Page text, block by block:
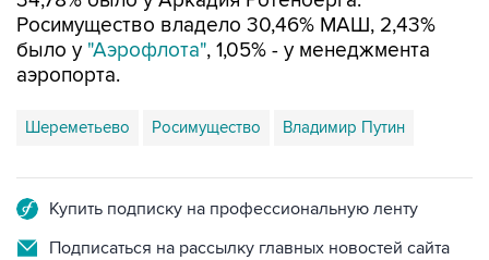
Росимущество владело 30,46% МАШ, 2,43%
было у "Аэрофлота", 1,05% - у менеджмента
аэропорта.
Шереметьево Росимущество Владимир Путин
Купить подписку на профессиональную ленту
Подписаться на рассылку главных новостей сайта